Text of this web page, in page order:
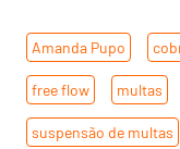
Amanda Pupo
free flow multas
suspensão de multas